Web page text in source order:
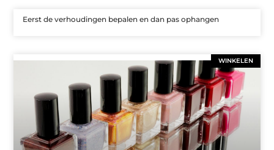
Eerst de verhoudingen bepalen en dan pas ophangen
WINKELEN